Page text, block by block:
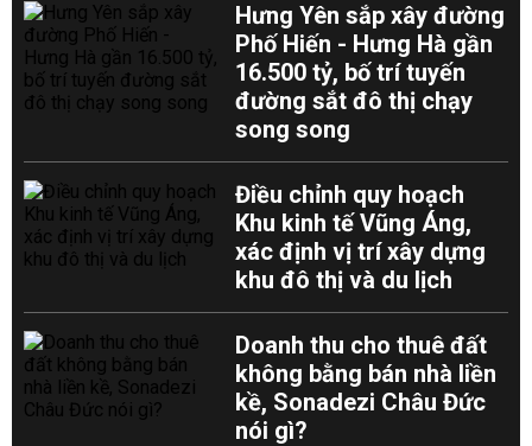
Hưng Yên sắp xây đường
Phố Hiến - Hưng Hà gần
16.500 tỷ, bố trí tuyến
đường sắt đô thị chạy
song song
Điều chỉnh quy hoạch
Khu kinh tế Vũng Áng,
xác định vị trí xây dựng
khu đô thị và du lịch
Doanh thu cho thuê đất
không bằng bán nhà liền
kề, Sonadezi Châu Đức
nói gì?